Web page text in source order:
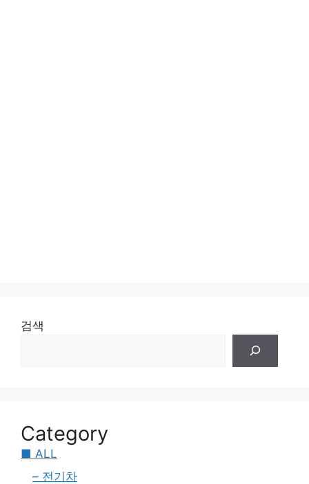
검색
Category
■ ALL
– 전기차